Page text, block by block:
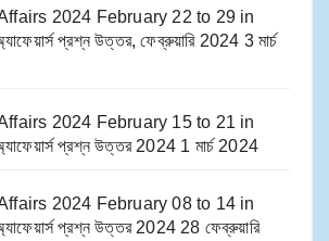
2024 February 22 to 29​ in
প্রশ্ন উত্তর, ফেব্রুয়ারি 2024 3 মার্চ
2024 February 15 to 21​ in
প্রশ্ন উত্তর 2024 1 মার্চ 2024
2024 February 08 to 14​ in
প্রশ্ন উত্তর 2024 28 ফেব্রুয়ারি